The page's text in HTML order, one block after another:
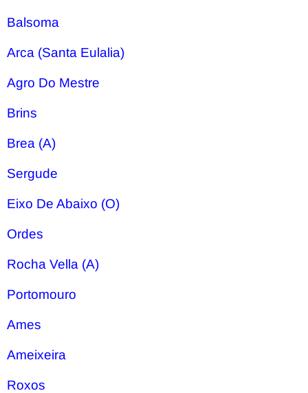
Balsoma
Arca (Santa Eulalia)
Agro Do Mestre
Brins
Brea (A)
Sergude
Eixo De Abaixo (O)
Ordes
Rocha Vella (A)
Portomouro
Ames
Ameixeira
Roxos